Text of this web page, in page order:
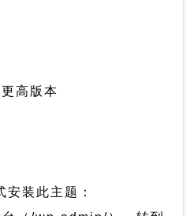
高版本
装此主题：